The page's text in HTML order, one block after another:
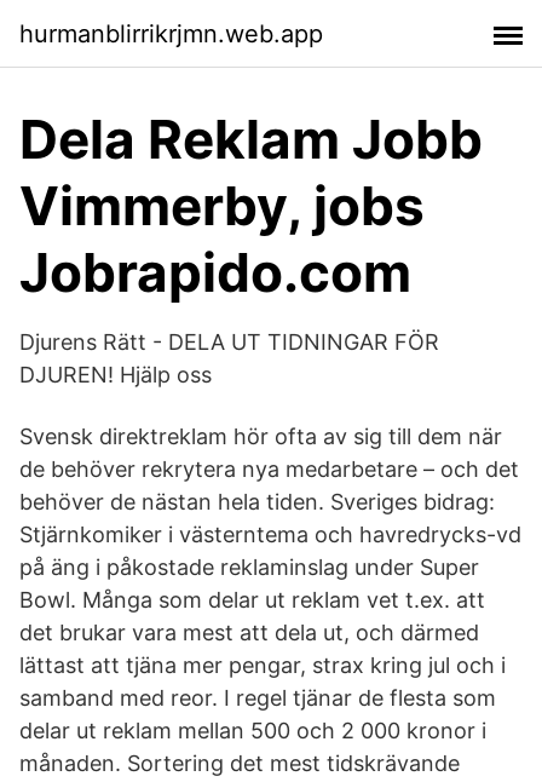
hurmanblirrikrjmn.web.app
Dela Reklam Jobb
Vimmerby, jobs
Jobrapido.com
Djurens Rätt - DELA UT TIDNINGAR FÖR
DJUREN! Hjälp oss
Svensk direktreklam hör ofta av sig till dem när
de behöver rekrytera nya medarbetare – och det
behöver de nästan hela tiden. Sveriges bidrag:
Stjärnkomiker i västerntema och havredrycks-vd
på äng i påkostade reklaminslag under Super
Bowl. Många som delar ut reklam vet t.ex. att
det brukar vara mest att dela ut, och därmed
lättast att tjäna mer pengar, strax kring jul och i
samband med reor. I regel tjänar de flesta som
delar ut reklam mellan 500 och 2 000 kronor i
månaden. Sortering det mest tidskrävande